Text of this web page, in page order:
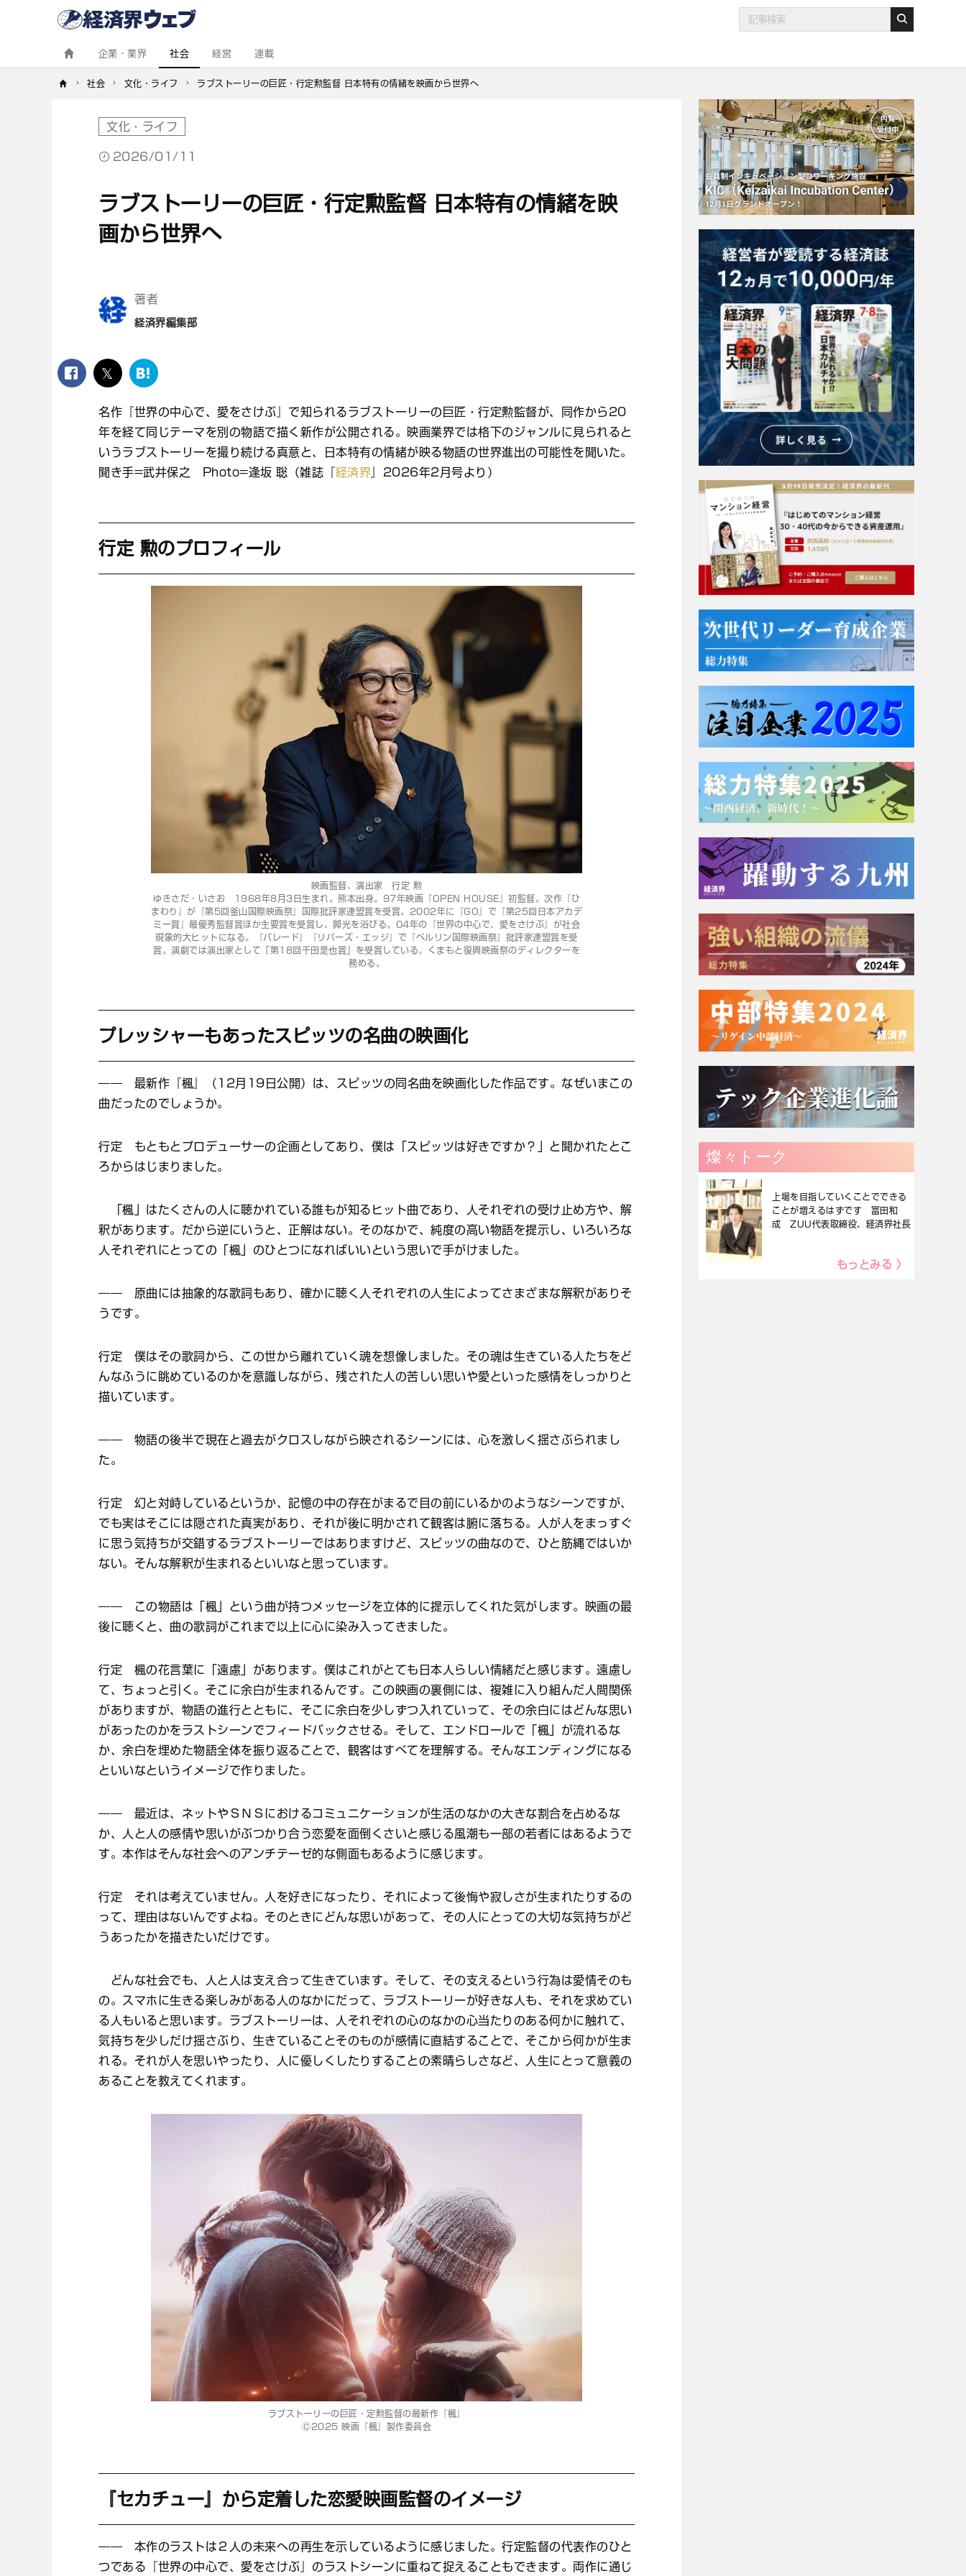
企業・業界 社会 経営 連載
社会 文化・ライフ ラブストーリーの巨匠・行定勲監督 日本特有の情緒を映画から世界へ
文化・ライフ
2026/01/11
ラブストーリーの巨匠・行定勲監督 日本特有の情緒を映
画から世界へ
著者
経済界編集部
facebook
twitter
は
な
ブ
ッ
ク
マ
ー
名作『世界の中心で、愛をさけぶ』で知られるラブストーリーの巨匠・行定勲監督が、同作から20
年を経て同じテーマを別の物語で描く新作が公開される。映画業界では格下のジャンルに見られると
いうラブストーリーを撮り続ける真意と、日本特有の情緒が映る物語の世界進出の可能性を聞いた。
聞き手=武井保之 Photo=逢坂 聡（雑誌『 経済界 』2026年2月号より）
行定 勲のプロフィール
映画監督、演出家 行定 勲
ゆきさだ・いさお 1968年8月3日生まれ。熊本出身。97年映画『OPEN HOUSE』初監督。次作『ひ
まわり』が『第5回釜山国際映画祭』国際批評家連盟賞を受賞。2002年に『GO』で『第25回日本アカデ
ミー賞』最優秀監督賞ほか主要賞を受賞し、脚光を浴びる。04年の『世界の中心で、愛をさけぶ』が社会
現象的大ヒットになる。『パレード』『リバーズ・エッジ』で『ベルリン国際映画祭』批評家連盟賞を受
賞。演劇では演出家として「第18回千田是也賞」を受賞している。くまもと復興映画祭のディレクターを
務める。
プレッシャーもあったスピッツの名曲の映画化
―― 最新作『楓』（12月19日公開）は、スピッツの同名曲を映画化した作品です。なぜいまこの
曲だったのでしょうか。
行定 もともとプロデューサーの企画としてあり、僕は「スピッツは好きですか？」と聞かれたとこ
ろからはじまりました。
「楓」はたくさんの人に聴かれている誰もが知るヒット曲であり、人それぞれの受け止め方や、解
釈があります。だから逆にいうと、正解はない。そのなかで、純度の高い物語を提示し、いろいろな
人それぞれにとっての「楓」のひとつになればいいという思いで手がけました。
―― 原曲には抽象的な歌詞もあり、確かに聴く人それぞれの人生によってさまざまな解釈がありそ
うです。
行定 僕はその歌詞から、この世から離れていく魂を想像しました。その魂は生きている人たちをど
んなふうに眺めているのかを意識しながら、残された人の苦しい思いや愛といった感情をしっかりと
描いています。
―― 物語の後半で現在と過去がクロスしながら映されるシーンには、心を激しく揺さぶられまし
た。
行定 幻と対峙しているというか、記憶の中の存在がまるで目の前にいるかのようなシーンですが、
でも実はそこには隠された真実があり、それが後に明かされて観客は腑に落ちる。人が人をまっすぐ
に思う気持ちが交錯するラブストーリーではありますけど、スピッツの曲なので、ひと筋縄ではいか
ない。そんな解釈が生まれるといいなと思っています。
―― この物語は「楓」という曲が持つメッセージを立体的に提示してくれた気がします。映画の最
後に聴くと、曲の歌詞がこれまで以上に心に染み入ってきました。
行定 楓の花言葉に「遠慮」があります。僕はこれがとても日本人らしい情緒だと感じます。遠慮し
て、ちょっと引く。そこに余白が生まれるんです。この映画の裏側には、複雑に入り組んだ人間関係
がありますが、物語の進行とともに、そこに余白を少しずつ入れていって、その余白にはどんな思い
があったのかをラストシーンでフィードバックさせる。そして、エンドロールで「楓」が流れるな
か、余白を埋めた物語全体を振り返ることで、観客はすべてを理解する。そんなエンディングになる
といいなというイメージで作りました。
―― 最近は、ネットやＳＮＳにおけるコミュニケーションが生活のなかの大きな割合を占めるな
か、人と人の感情や思いがぶつかり合う恋愛を面倒くさいと感じる風潮も一部の若者にはあるようで
す。本作はそんな社会へのアンチテーゼ的な側面もあるように感じます。
行定 それは考えていません。人を好きになったり、それによって後悔や寂しさが生まれたりするの
って、理由はないんですよね。そのときにどんな思いがあって、その人にとっての大切な気持ちがど
うあったかを描きたいだけです。
どんな社会でも、人と人は支え合って生きています。そして、その支えるという行為は愛情そのも
の。スマホに生きる楽しみがある人のなかにだって、ラブストーリーが好きな人も、それを求めてい
る人もいると思います。ラブストーリーは、人それぞれの心のなかの心当たりのある何かに触れて、
気持ちを少しだけ揺さぶり、生きていることそのものが感情に直結することで、そこから何かが生ま
れる。それが人を思いやったり、人に優しくしたりすることの素晴らしさなど、人生にとって意義の
あることを教えてくれます。
ラブストーリーの巨匠・定勲監督の最新作『楓』
Ⓒ2025 映画『楓』製作委員会
『セカチュー』から定着した恋愛映画監督のイメージ
―― 本作のラストは２人の未来への再生を示しているように感じました。行定監督の代表作のひと
つである『世界の中心で、愛をさけぶ』のラストシーンに重ねて捉えることもできます。両作に通じ
燦々トーク
上場を目指していくことでできる
ことが増えるはずです 冨田和
成 ZUU代表取締役、経済界社長
もっとみる 〉